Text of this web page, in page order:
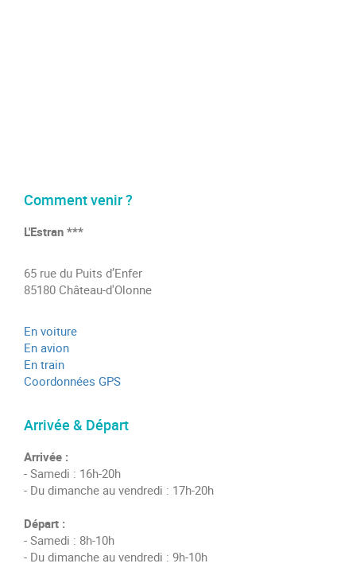
Comment venir ?
L'Estran ***
65 rue du Puits d’Enfer
85180 Château-d'Olonne
En voiture
En avion
En train
Coordonnées GPS
Arrivée & Départ
Arrivée :
- Samedi : 16h-20h
- Du dimanche au vendredi : 17h-20h
Départ :
- Samedi : 8h-10h
- Du dimanche au vendredi : 9h-10h